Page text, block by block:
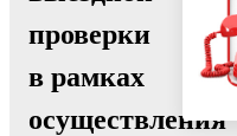
проверки
в рамках
осуществления